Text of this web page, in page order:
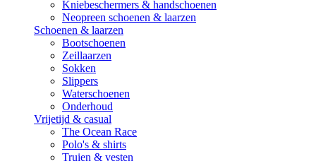
Kniebeschermers & handschoenen
Neopreen schoenen & laarzen
Schoenen & laarzen
Bootschoenen
Zeillaarzen
Sokken
Slippers
Waterschoenen
Onderhoud
Vrijetijd & casual
The Ocean Race
Polo's & shirts
Truien & vesten